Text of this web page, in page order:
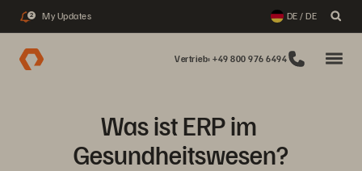
2 My Updates DE / DE
Vertrieb: +49 800 976 6494
Was ist ERP im
Gesundheitswesen?